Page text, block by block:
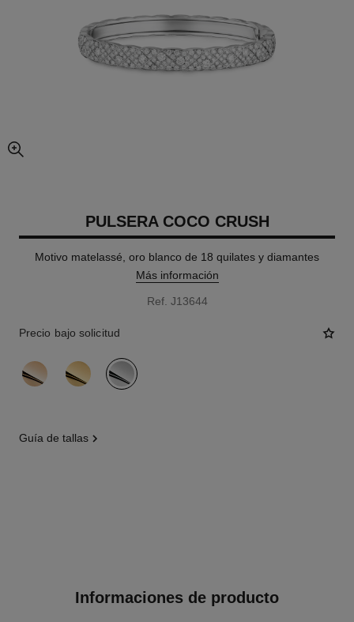
imagen agrandada
PULSERA COCO CRUSH
Motivo matelassé, oro blanco de 18 quilates y diamantes
Más información
Ref. J13644
Precio bajo solicitud
variante (3)
guía de tallas
Informaciones de producto